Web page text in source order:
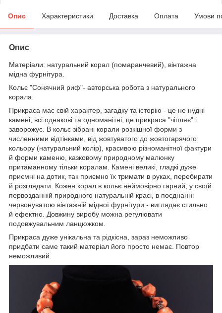
Опис Характеристики Доставка Оплата Умови
Опис
Матеріали: натуральний корал (помаранчевий), вінтажна
мідна фурнітура.
Кольє "Сонячний риф"- авторська робота з натурального
корала.
Прикраса має свій характер, загадку та історію - це не нудні
камені, всі однакові та одноманітні, це прикраса "чіпляє" і
заворожує. В кольє зібрані корали розкішної форми з
численними відтінками, від жовтуватого до жовтогарячого
кольору (натуральний колір), красивою різноманітної фактури
й форми каменю, казковому природному малюнку
притаманному тільки коралам. Камені великі, гладкі дуже
приємні на дотик, так приємно їх тримати в руках, перебирати
й розглядати. Кожен корал в кольє неймовірно гарний, у своїй
первозданній природного натуральній красі, в поєднанні
червонуватою вінтажній мідної фурнітури - виглядає стильно
й ефектно. Довжину виробу можна регулювати
подовжувальним ланцюжком.
Прикраса дуже унікальна та рідкісна, зараз неможливо
придбати саме такий матеріал його просто немає. Повтор
неможливий.